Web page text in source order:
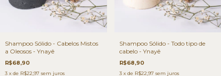
Shampoo Sólido - Cabelos Mistos
a Oleosos - Ynayê
R$68,90
3 x de R$22,97 sem juros
Shampoo Sólido - Todo tipo de
cabelo - Ynayê
R$68,90
3 x de R$22,97 sem juros